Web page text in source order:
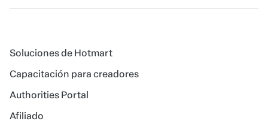
Soluciones de Hotmart
Capacitación para creadores
Authorities Portal
Afiliado